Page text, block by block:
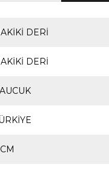
DERİ
DERİ